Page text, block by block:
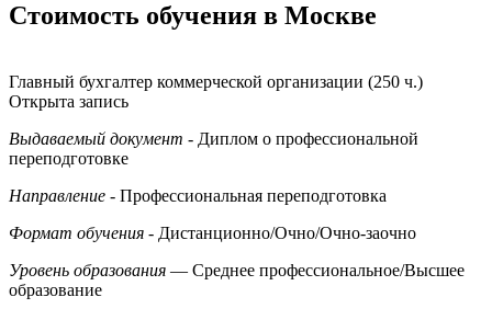
Стоимость обучения в Москве
Главный бухгалтер коммерческой организации (250 ч.)
Открыта запись
Выдаваемый документ - Диплом о профессиональной
переподготовке
Направление - Профессиональная переподготовка
Формат обучения - Дистанционно/Очно/Очно-заочно
Уровень образования — Среднее профессиональное/Высшее
образование